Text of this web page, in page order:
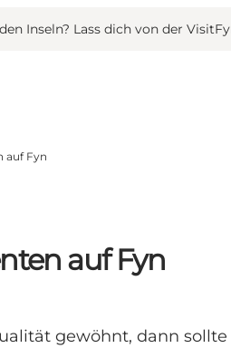
Inseln? Lass dich von der
auf Fyn
auf Fyn
gewöhnt, dann